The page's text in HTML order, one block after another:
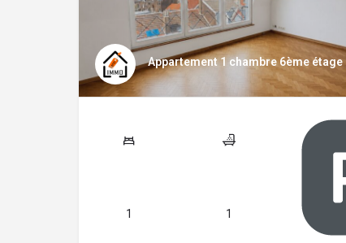
Appartement 1 chambre 6ème étage
1 1